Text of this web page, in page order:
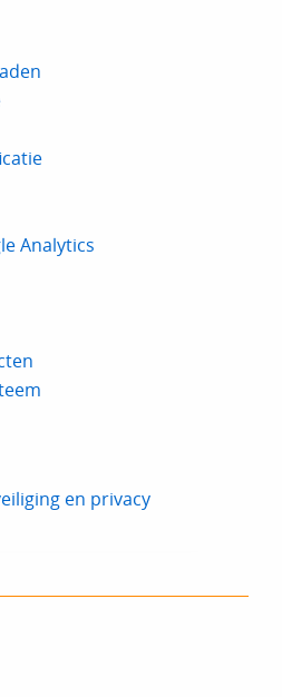
Analytics
en privacy